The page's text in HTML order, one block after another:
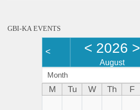
GBI-KA EVENTS
< < 2026 >
August
Month
M Tu W Th F